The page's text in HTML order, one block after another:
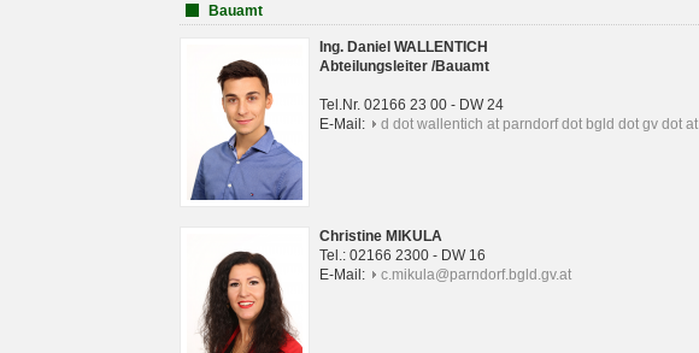
Bauamt
Ing. Daniel WALLENTICH
Abteilungsleiter /Bauamt
Tel.Nr. 02166 23 00 - DW 24
E-Mail:
d dot wallentich at parndorf dot bgld dot gv dot at
Christine MIKULA
Tel.: 02166 2300 - DW 16
E-Mail:
c.mikula@parndorf.bgld.gv.at